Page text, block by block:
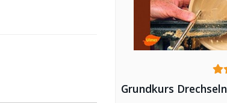
Grundkurs Drechseln